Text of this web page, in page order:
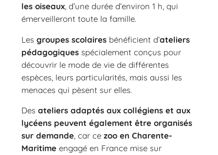
les oiseaux, d’une durée d’environ 1 h, qui
émerveilleront toute la famille.
Les groupes scolaires bénéficient d’ateliers
pédagogiquesspécialement conçus pour
découvrir le mode de vie de différentes
espèces, leurs particularités, mais aussi les
menaces qui pèsent sur elles.
Des ateliers adaptés aux collégiens et aux
lycéens peuvent également être organisés
sur demande, car cezoo en Charente-
Maritimeengagé en France mise sur